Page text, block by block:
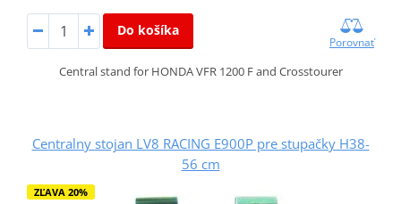
Do košíka
Porovnať
Central stand for HONDA VFR 1200 F and Crosstourer
Centralny stojan LV8 RACING E900P pre stupačky H38-
56 cm
ZĽAVA 20%